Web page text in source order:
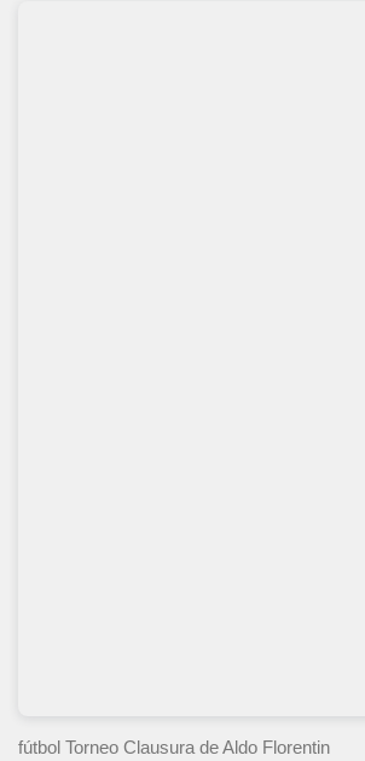
fútbol Torneo Clausura de Aldo Florentin